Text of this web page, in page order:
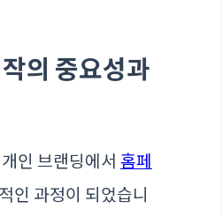
의 중요성과
인 브랜딩에서 홈페
인 과정이 되었습니